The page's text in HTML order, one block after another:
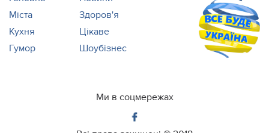
Міста
Здоров'я
Кухня
Цікаве
Гумор
Шоубізнес
Ми в соцмережах